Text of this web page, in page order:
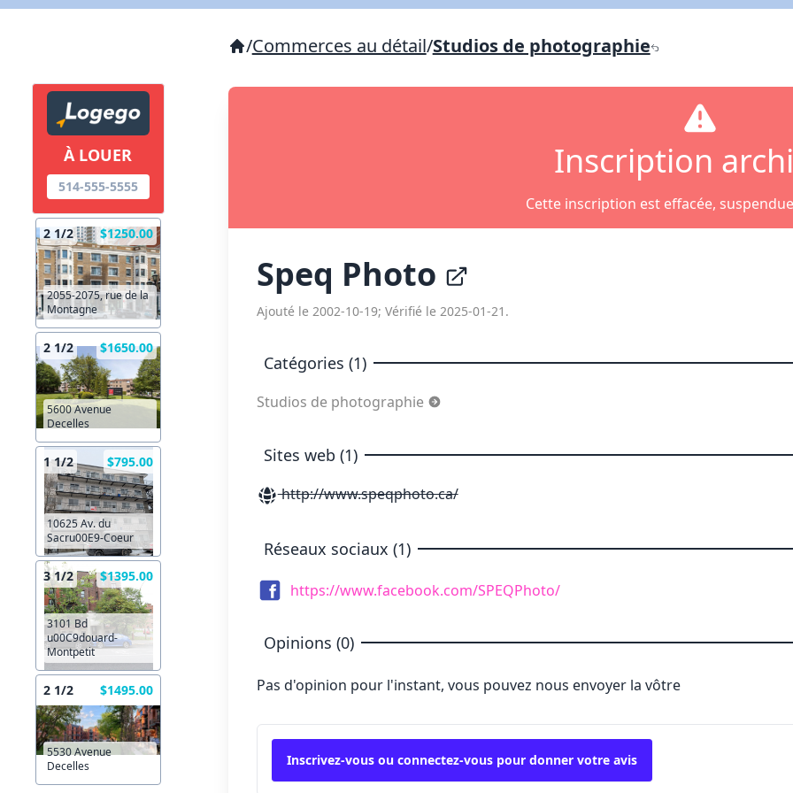
À LOUER
514-555-5555
2 1/2 $1250.00
2055-2075, rue de la
Montagne
2 1/2 $1650.00
5600 Avenue
Decelles
1 1/2 $795.00
10625 Av. du
Sacru00E9-Coeur
3 1/2 $1395.00
3101 Bd
u00C9douard-
Montpetit
2 1/2 $1495.00
5530 Avenue
Decelles
/Commerces au détail/Studios de photographie
Inscription
Cette inscription est effacée,
Speq Photo
Ajouté le 2002-10-19; Vérifié le 2025-01-21.
Catégories (1)
Studios de photographie
Sites web (1)
http://www.speqphoto.ca/
Réseaux sociaux (1)
https://www.facebook.com/SPEQPhoto/
Opinions (0)
Pas d'opinion pour l'instant, vous pouvez nous envoyer la vôtre
Inscrivez-vous ou connectez-vous pour donner votre avis
X Fermer
X Fermer